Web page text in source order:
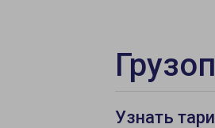
Узнать